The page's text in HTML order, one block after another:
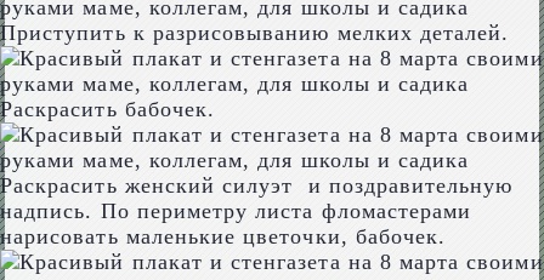
Приступить к разрисовыванию мелких деталей.
Раскрасить бабочек.
Раскрасить женский силуэт и поздравительную
надпись. По периметру листа фломастерами
нарисовать маленькие цветочки, бабочек.